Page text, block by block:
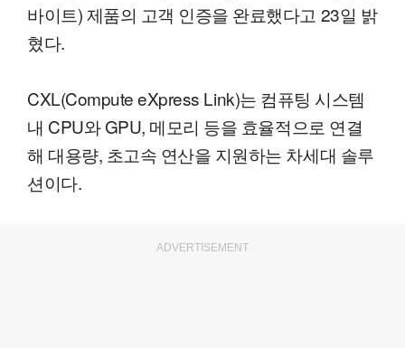
바이트) 제품의 고객 인증을 완료했다고 23일 밝
혔다.
CXL(Compute eXpress Link)는 컴퓨팅 시스템
내 CPU와 GPU, 메모리 등을 효율적으로 연결
해 대용량, 초고속 연산을 지원하는 차세대 솔루
션이다.
ADVERTISEMENT